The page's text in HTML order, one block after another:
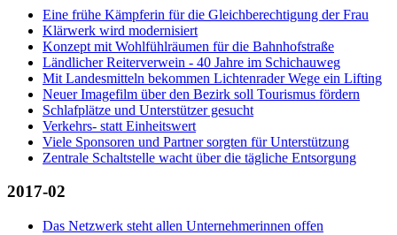
Eine frühe Kämpferin für die Gleichberechtigung der Frau
Klärwerk wird modernisiert
Konzept mit Wohlfühlräumen für die Bahnhofstraße
Ländlicher Reiterverwein - 40 Jahre im Schichauweg
Mit Landesmitteln bekommen Lichtenrader Wege ein Lifting
Neuer Imagefilm über den Bezirk soll Tourismus fördern
Schlafplätze und Unterstützer gesucht
Verkehrs- statt Einheitswert
Viele Sponsoren und Partner sorgten für Unterstützung
Zentrale Schaltstelle wacht über die tägliche Entsorgung
2017-02
Das Netzwerk steht allen Unternehmerinnen offen